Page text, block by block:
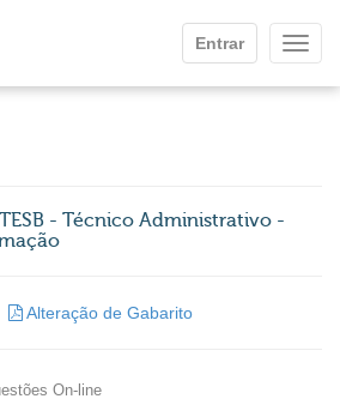
Entrar
- Técnico Administrativo -
Alteração de Gabarito
On-line